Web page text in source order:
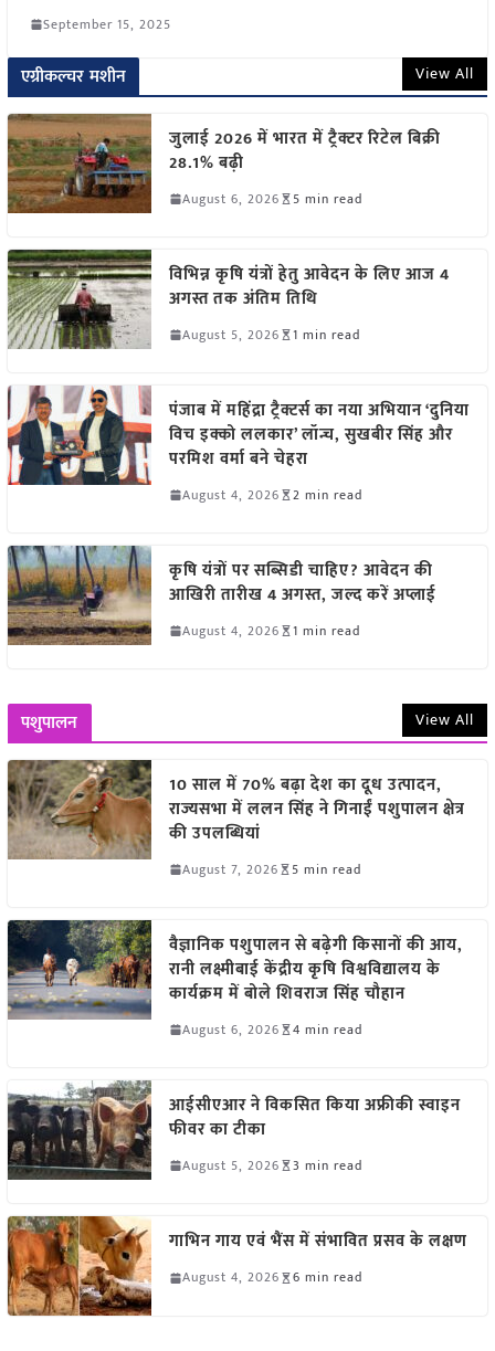
September 15, 2025
एग्रीकल्चर मशीन View All
जुलाई 2026 में भारत में ट्रैक्टर रिटेल बिक्री
28.1% बढ़ी
August 6, 2026 5 min read
विभिन्न कृषि यंत्रों हेतु आवेदन के लिए आज 4
अगस्त तक अंतिम तिथि
August 5, 2026 1 min read
पंजाब में महिंद्रा ट्रैक्टर्स का नया अभियान ‘दुनिया
विच इक्को ललकार’ लॉन्च, सुखबीर सिंह और
परमिश वर्मा बने चेहरा
August 4, 2026 2 min read
कृषि यंत्रों पर सब्सिडी चाहिए? आवेदन की
आखिरी तारीख 4 अगस्त, जल्द करें अप्लाई
August 4, 2026 1 min read
पशुपालन View All
10 साल में 70% बढ़ा देश का दूध उत्पादन,
राज्यसभा में ललन सिंह ने गिनाईं पशुपालन क्षेत्र
की उपलब्धियां
August 7, 2026 5 min read
वैज्ञानिक पशुपालन से बढ़ेगी किसानों की आय,
रानी लक्ष्मीबाई केंद्रीय कृषि विश्वविद्यालय के
कार्यक्रम में बोले शिवराज सिंह चौहान
August 6, 2026 4 min read
आईसीएआर ने विकसित किया अफ्रीकी स्वाइन
फीवर का टीका
August 5, 2026 3 min read
गाभिन गाय एवं भैंस में संभावित प्रसव के लक्षण
August 4, 2026 6 min read